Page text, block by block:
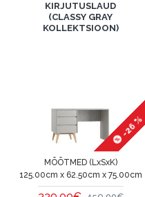
KIRJUTUSLAUD
(CLASSY GRAY
KOLLEKTSIOON)
-26 %
MÕÕTMED (LxSxK)
125.00cm x 62.50cm x 75.00cm